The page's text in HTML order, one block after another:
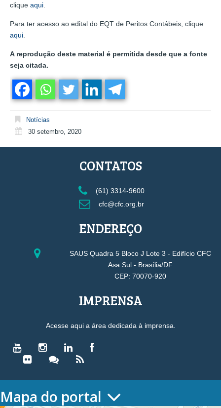
clique aqui
Para ter acesso ao edital do EQT de Peritos Contábeis, clique
aqui
A reprodução deste material é permitida desde que a fonte
seja citada.
Notícias
30 setembro, 2020
CONTATOS
(61) 3314-9600
cfc@cfc.org.br
ENDEREÇO
SAUS Quadra 5 Bloco J Lote 3 - Edifício CFC
Asa Sul - Brasília/DF
CEP: 70070-920
IMPRENSA
Acesse aqui a área dedicada à imprensa.
Mapa do portal